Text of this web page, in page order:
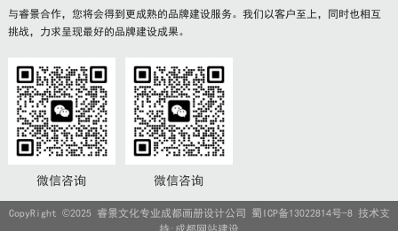
与睿景合作，您将会得到更成熟的品牌建设服务。我们以客户至上，同时也相互
挑战，力求呈现最好的品牌建设成果。
微信咨询 微信咨询
CopyRight ©2025 睿景文化专业成都画册设计公司 蜀ICP备13022814号-8技术支